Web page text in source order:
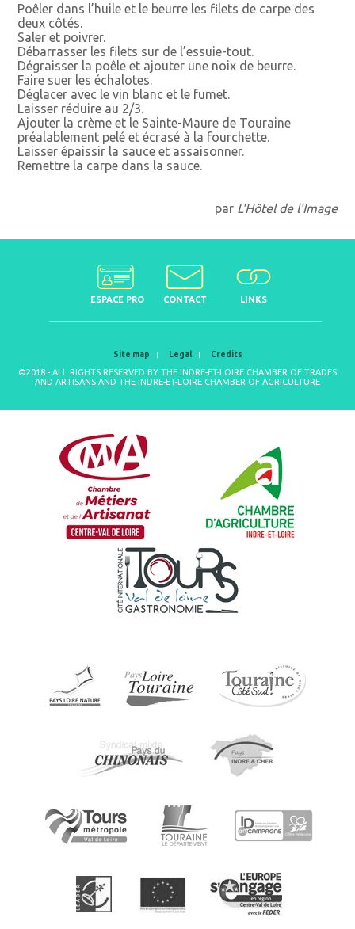
Poêler dans l’huile et le beurre les filets de carpe des
deux côtés.
Saler et poivrer.
Débarrasser les filets sur de l’essuie-tout.
Dégraisser la poêle et ajouter une noix de beurre.
Faire suer les échalotes.
Déglacer avec le vin blanc et le fumet.
Laisser réduire au 2/3.
Ajouter la crème et le Sainte-Maure de Touraine
préalablement pelé et écrasé à la fourchette.
Laisser épaissir la sauce et assaisonner.
Remettre la carpe dans la sauce.
par L'Hôtel de l'Image
ESPACE PRO CONTACT LINKS
Site map Legal Credits
©2018 - ALL RIGHTS RESERVED BY THE INDRE-ET-LOIRE CHAMBER OF TRADES
AND ARTISANS AND THE INDRE-ET-LOIRE CHAMBER OF AGRICULTURE